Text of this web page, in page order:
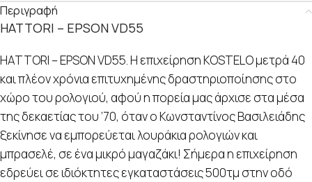
Περιγραφή
HATTORI – EPSON VD55
HATTORI – EPSON VD55. Η επιχείρηση KOSTELO μετρά 40
και πλέον χρόνια επιτυχημένης δραστηριοποίησης στο
χώρο του ρολογιού, αφού η πορεία μας άρχισε στα μέσα
της δεκαετίας του ’70, όταν ο Κωνσταντίνος Βασιλειάδης
ξεκίνησε να εμπορεύεται λουράκια ρολογιών και
μπρασελέ, σε ένα μικρό μαγαζάκι! Σήμερα η επιχείρηση
εδρεύει σε ιδιόκτητες εγκαταστάσεις 500τμ στην οδό